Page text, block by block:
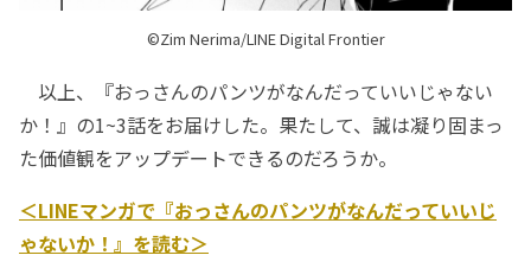
©Zim Nerima/LINE Digital Frontier
以上、『おっさんのパンツがなんだっていいじゃない
か！』の1~3話をお届けした。果たして、誠は凝り固まっ
た価値観をアップデートできるのだろうか。
＜LINEマンガで『おっさんのパンツがなんだっていいじ
ゃないか！』を読む＞